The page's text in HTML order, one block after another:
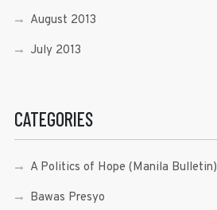
August 2013
July 2013
CATEGORIES
A Politics of Hope (Manila Bulletin)
Bawas Presyo